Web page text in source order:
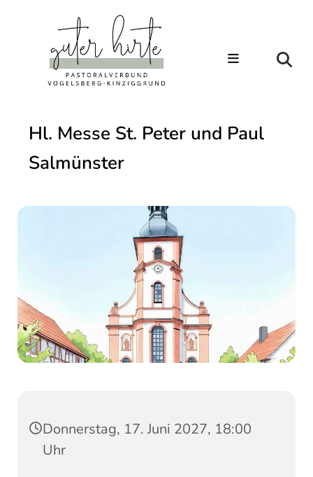
Hl. Messe St. Peter und Paul
Salmünster
Donnerstag, 17. Juni 2027, 18:00
Uhr